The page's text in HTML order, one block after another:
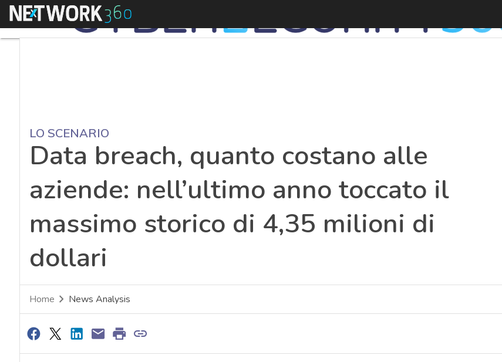
Menu
LO SCENARIO
Data breach, quanto costano alle
aziende: nell’ultimo anno toccato il
massimo storico di 4,35 milioni di
dollari
Home News Analysis